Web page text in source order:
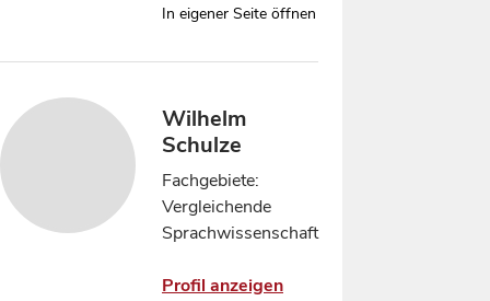
In eigener Seite öffnen
Wilhelm
Schulze
Fachgebiete:
Vergleichende
Sprachwissenschaft
Profil anzeigen